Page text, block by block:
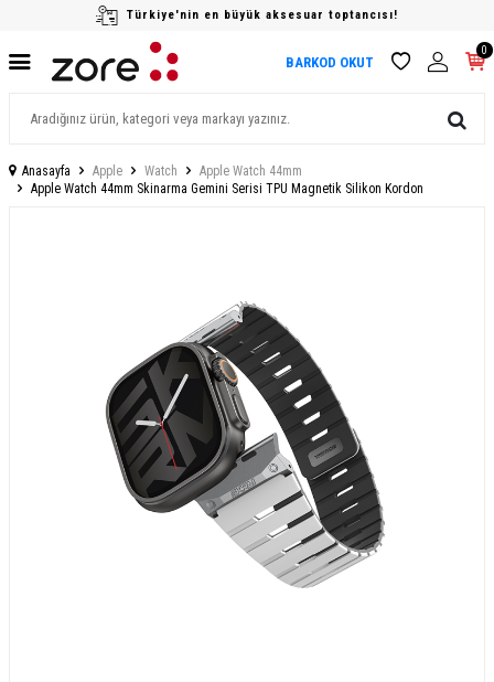
Türkiye'nin en büyük aksesuar toptancısı!
BARKOD OKUT
0
Anasayfa Apple Watch
Apple Watch 44mm
Apple Watch 44mm Skinarma Gemini Serisi TPU Magnetik Silikon Kordon